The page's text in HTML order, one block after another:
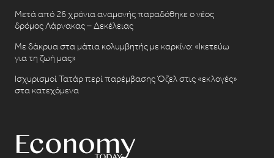
Μετά από 26 χρόνια αναμονής παραδόθηκε ο νέος
δρόμος Λάρνακας – Δεκέλειας
Με δάκρυα στα μάτια κολυμβητής με καρκίνο: «Ικετεύω
για τη ζωή μας»
Ισχυρισμοί Τατάρ περί παρέμβασης Όζελ στις «εκλογές»
στα κατεχόμενα